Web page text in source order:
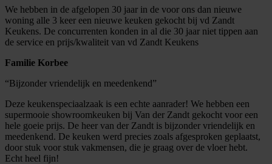
We hebben in de afgelopen 30 jaar in de voor ons dan nieuwe
woning alle 3 keer een nieuwe keuken gekocht bij vd Zandt
Keukens. De concurrenten konden in al die 30 jaar niet tippen aan
de service en prijs/kwaliteit van vd Zandt Keukens
Familie Korbee
“Bijzonder vriendelijk en meedenkend”
Deze keukenspeciaalzaak is een echte aanrader! We hebben een
supermooie showroomkeuken bij Van der Zandt gekocht voor een
hele goeie prijs. De heer van der Zandt is bijzonder vriendelijk en
meedenkend. De keuken werd precies zoals afgesproken geplaatst,
door stuk voor stuk vakmensen, die je graag over de vloer hebt.
Echt heel fijn!